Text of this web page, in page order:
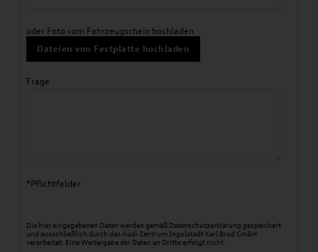
oder Foto vom Fahrzeugschein hochladen
Dateien von Festplatte hochladen
Frage
*Pflichtfelder
Die hier eingegebenen Daten werden gemäß Datenschutzerklärung gespeichert
und ausschließlich durch das Audi Zentrum Ingolstadt Karl Brod GmbH
verarbeitet. Eine Weitergabe der Daten an Dritte erfolgt nicht.